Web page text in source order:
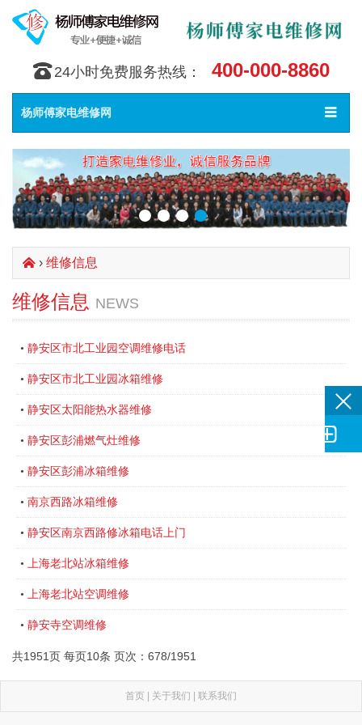
󰇯 24小时免费服务热线： 400-000-8860
Toggle
󰀥
杨师傅家电维修网
󰄫 › 维修信息
维修信息 NEWS
• 静安区市北工业园空调维修电话
• 静安区市北工业园冰箱维修
• 静安区太阳能热水器维修
• 静安区彭浦燃气灶维修
• 静安区彭浦冰箱维修
• 南京西路冰箱维修
• 静安区南京西路修冰箱电话上门
• 上海老北站冰箱维修
• 上海老北站空调维修
• 静安寺空调维修
共1951页 每页10条 页次：678/1951
首页 | 关于我们 | 联系我们
